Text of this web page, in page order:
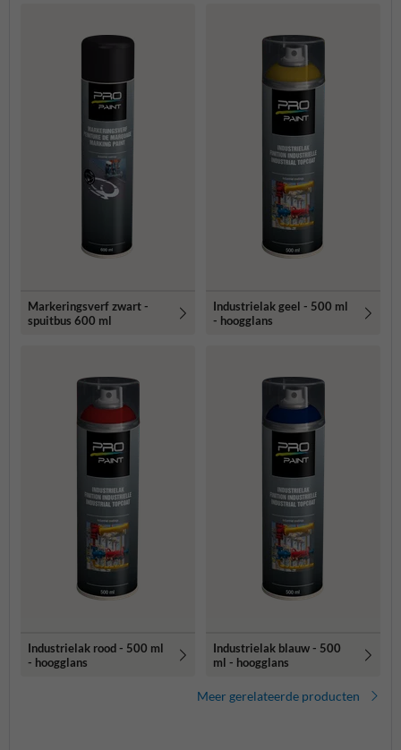
Markeringsverf zwart -
spuitbus 600 ml
Industrielak geel - 500 ml
- hoogglans
Industrielak rood - 500 ml
- hoogglans
Industrielak blauw - 500
ml - hoogglans
Meer gerelateerde producten